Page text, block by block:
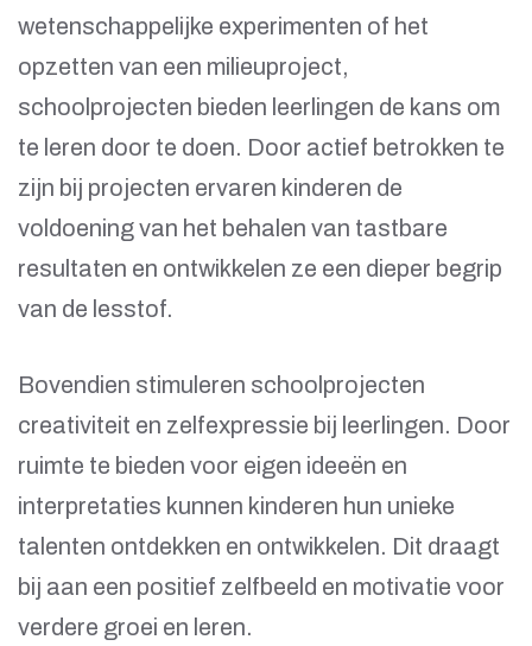
wetenschappelijke experimenten of het
opzetten van een milieuproject,
schoolprojecten bieden leerlingen de kans om
te leren door te doen. Door actief betrokken te
zijn bij projecten ervaren kinderen de
voldoening van het behalen van tastbare
resultaten en ontwikkelen ze een dieper begrip
van de lesstof.
Bovendien stimuleren schoolprojecten
creativiteit en zelfexpressie bij leerlingen. Door
ruimte te bieden voor eigen ideeën en
interpretaties kunnen kinderen hun unieke
talenten ontdekken en ontwikkelen. Dit draagt
bij aan een positief zelfbeeld en motivatie voor
verdere groei en leren.